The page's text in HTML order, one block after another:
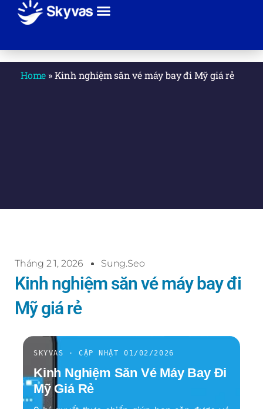
Home »Kinh nghiệm săn vé máy bay đi Mỹ giá rẻ
Tháng 2 1, 2026 Sung.seo
Kinh nghiệm săn vé máy bay đi
Mỹ giá rẻ
SKYVAS · CẬP NHẬT 01/02/2026
Kinh Nghiệm Săn Vé Máy Bay Đi
Mỹ Giá Rẻ